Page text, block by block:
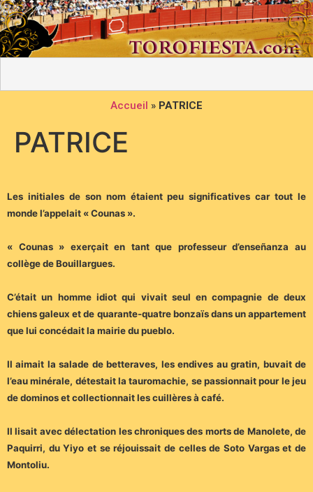
Accueil » PATRICE
PATRICE
Les initiales de son nom étaient peu significatives car tout le
monde l’appelait « Counas ».
« Counas » exerçait en tant que professeur d’enseñanza au
collège de Bouillargues.
C’était un homme idiot qui vivait seul en compagnie de deux
chiens galeux et de quarante-quatre bonzaïs dans un appartement
que lui concédait la mairie du pueblo.
Il aimait la salade de betteraves, les endives au gratin, buvait de
l’eau minérale, détestait la tauromachie, se passionnait pour le jeu
de dominos et collectionnait les cuillères à café.
Il lisait avec délectation les chroniques des morts de Manolete, de
Paquirri, du Yiyo et se réjouissait de celles de Soto Vargas et de
Montoliu.